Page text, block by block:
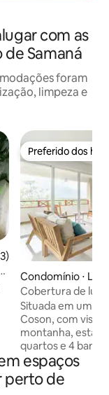
com as
Samaná
foram
limpeza e
avaliação média de
Preferido dos
Preferido dos
Condomínio ⋅ Las
Cobertura de
de Cosón
Situada em uma
Coson, com vista
montanha, esta
quartos e 4
até 8 hóspedes
andares, com
privativos.
espaços
perto de